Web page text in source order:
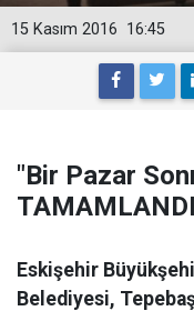
16:45
15 Kasım 2016
"Bir Pazar
Eskişehir
Belediyesi,